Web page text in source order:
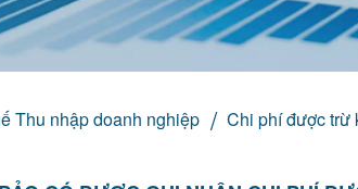
Thu nhập doanh nghiệp Chi phí được trừ